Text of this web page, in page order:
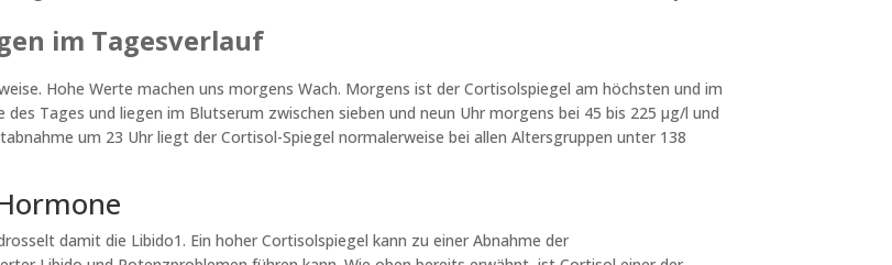
im Tagesverlauf
Hohe Werte machen uns morgens Wach. Morgens ist der Cortisolspiegel am höchsten und im
Tages und liegen im Blutserum zwischen sieben und neun Uhr morgens bei 45 bis 225 µg/l und
um 23 Uhr liegt der Cortisol-Spiegel normalerweise bei allen Altersgruppen unter 138
damit die Libido1. Ein hoher Cortisolspiegel kann zu einer Abnahme der